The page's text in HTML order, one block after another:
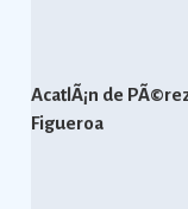
AcatlÃ¡n de
Figueroa